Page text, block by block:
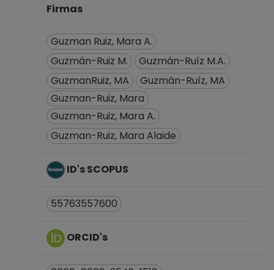
Definitivo
Dirección General
de Asuntos del
Personal
Desde 01-04-2019
hasta 15-03-2020
PROFESOR
Firmas
Guzman Ruiz, Mara A.
Guzmán-Ruiz M.
Guzmán-Ruíz M.A.
GuzmanRuiz, MA
Guzmán-Ruíz, MA
Guzman-Ruiz, Mara
Guzman-Ruiz, Mara A.
Guzman-Ruiz, Mara Alaide
ID's SCOPUS
55763557600
ORCID's